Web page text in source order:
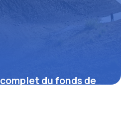
du fonds de